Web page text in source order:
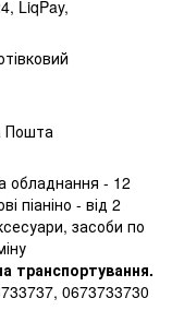
LiqPay,
Пошта
обладнання - 12
піаніно - від 2
засоби по
транспортування.
0673733730